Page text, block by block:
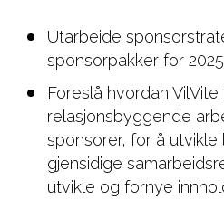
Utarbeide
sponsorpakker for
Foreslå hvordan VilVite
relasjonsbyggende
sponsorer, for å utvikle
gjensidige
utvikle og fornye